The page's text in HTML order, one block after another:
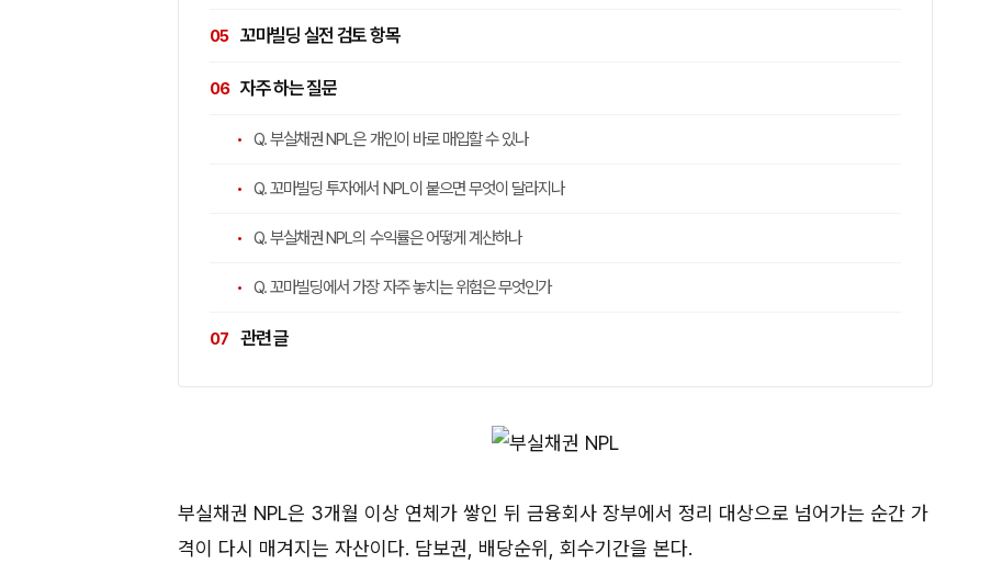
꼬마빌딩 실전 검토 항목
자주 하는 질문
Q. 부실채권 NPL은 개인이 바로 매입할 수 있나
Q. 꼬마빌딩 투자에서 NPL이 붙으면 무엇이 달라지나
Q. 부실채권 NPL의 수익률은 어떻게 계산하나
Q. 꼬마빌딩에서 가장 자주 놓치는 위험은 무엇인가
관련 글
부실채권 NPL은 3개월 이상 연체가 쌓인 뒤 금융회사 장부에서 정리 대상으로 넘어가는 순간 가
격이 다시 매겨지는 자산이다. 담보권, 배당순위, 회수기간을 본다.